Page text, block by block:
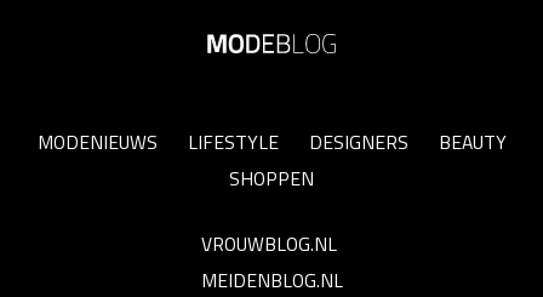
MODENIEUWS LIFESTYLE DESIGNERS
BEAUTY
SHOPPEN
VROUWBLOG.NL
MEIDENBLOG.NL